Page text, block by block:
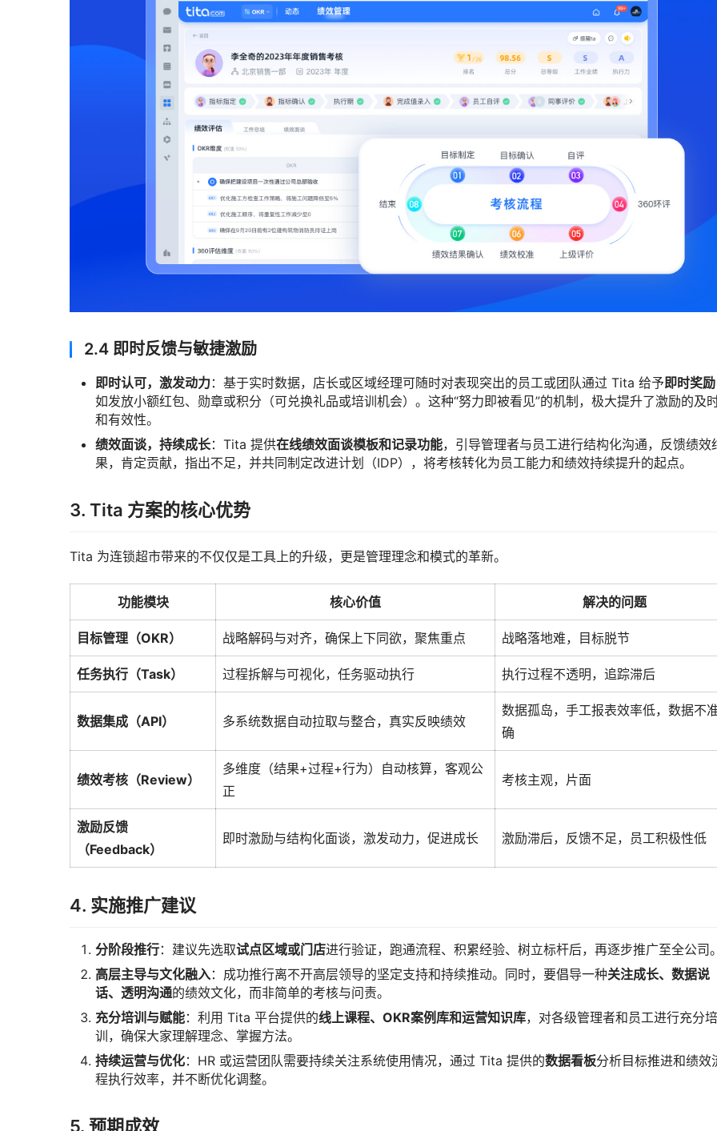
2.4 即时反馈与敏捷激励
即时认可，激发动力：基于实时数据，店长或区域经理可随时对表现突出的员工或团队通过 Tita 给予即时奖励
如发放小额红包、勋章或积分（可兑换礼品或培训机会）。这种“努力即被看见”的机制，极大提升了激励的及
和有效性。
绩效面谈，持续成长：Tita 提供在线绩效面谈模板和记录功能，引导管理者与员工进行结构化沟通，反馈绩效
果，肯定贡献，指出不足，并共同制定改进计划（IDP），将考核转化为员工能力和绩效持续提升的起点。
3. Tita 方案的核心优势
Tita 为连锁超市带来的不仅仅是工具上的升级，更是管理理念和模式的革新。
功能模块 核心价值 解决的问题
目标管理（OKR） 战略解码与对齐，确保上下同欲，聚焦重点 战略落地难，目标脱节
任务执行（Task） 过程拆解与可视化，任务驱动执行 执行过程不透明，追踪滞后
数据集成（API） 多系统数据自动拉取与整合，真实反映绩效
数据孤岛，手工报表效率低，数据不
确
绩效考核（Review）
多维度（结果+过程+行为）自动核算，客观公
正
考核主观，片面
激励反馈
（Feedback）
即时激励与结构化面谈，激发动力，促进成长 激励滞后，反馈不足，员工积极性低
4. 实施推广建议
分阶段推行：建议先选取试点区域或门店进行验证，跑通流程、积累经验、树立标杆后，再逐步推广至全公司
高层主导与文化融入：成功推行离不开高层领导的坚定支持和持续推动。同时，要倡导一种关注成长、数据说
话、透明沟通的绩效文化，而非简单的考核与问责。
充分培训与赋能：利用 Tita 平台提供的线上课程、OKR案例库和运营知识库，对各级管理者和员工进行充分培
训，确保大家理解理念、掌握方法。
持续运营与优化：HR 或运营团队需要持续关注系统使用情况，通过 Tita 提供的数据看板分析目标推进和绩效
程执行效率，并不断优化调整。
5. 预期成效